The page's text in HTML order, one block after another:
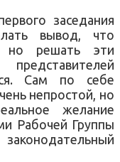
заседания
вывод, что
но решать эти
Сам по себе
непростой, но
желание
Рабочей Группы